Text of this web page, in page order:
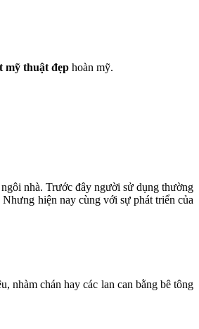
mỹ thuật đẹp hoàn mỹ.
nhà. Trước đây người sử dụng thường
hiện nay cùng với sự phát triển của
nhàm chán hay các lan can bằng bê tông